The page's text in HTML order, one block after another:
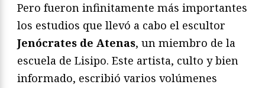
Pero fueron infinitamente más importantes
los estudios que llevó a cabo el escultor
Jenócrates de Atenas, un miembro de la
escuela de Lisipo. Este artista, culto y bien
informado, escribió varios volúmenes